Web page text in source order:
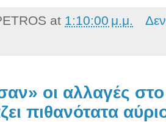
at 1:10:00 μ.μ.
οι αλλαγές
πιθανότατα